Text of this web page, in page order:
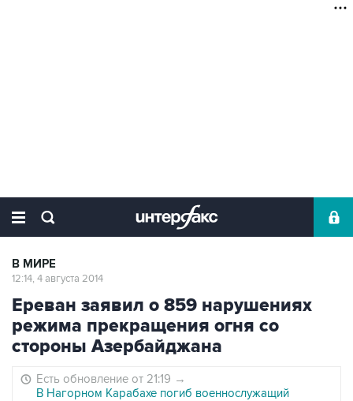
В МИРЕ
12:14, 4 августа 2014
Ереван заявил о 859 нарушениях
режима прекращения огня со
стороны Азербайджана
Есть обновление от 21:19 →
В Нагорном Карабахе погиб военнослужащий